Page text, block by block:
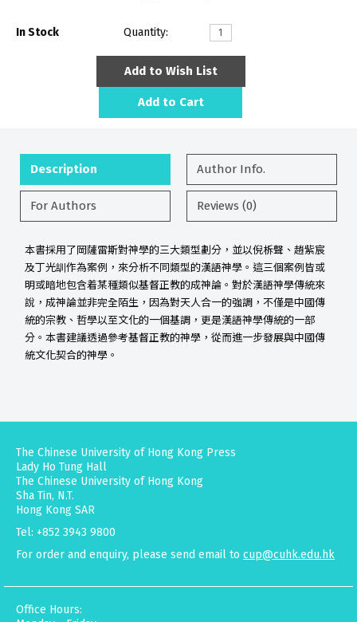
In Stock Quantity:
Add to Wish List
Add to Cart
Description Author Info.
For Authors Reviews (0)
本書採用了岡薩雷斯對神學的三大類型劃分，並以倪柝聲、趙紫宸
及丁光訓作為案例，來分析不同類型的漢語神學。這三個案例皆或
明或暗地包含着某種類似基督正教的成神論。對於漢語神學傳統來
說，成神論並非完全陌生，因為對天人合一的強調，不僅是中國傳
統的宗教、哲學以至文化的一個基調，更是漢語神學傳統的一部
分。本書建議透過參考基督正教的神學，從而進一步發展與中國傳
統文化契合的神學。
The Chinese University of Hong Kong Press
Lady Ho Tung Hall
The Chinese University of Hong Kong
Sha Tin, N.T.
Hong Kong SAR
Tel: +852 3943 9800
For order and enquiry, please send email to cup@cuhk.edu.hk
Office Hours: